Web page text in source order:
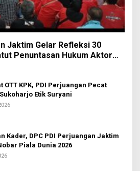
Jaktim Gelar Refleksi 30
Penuntasan Hukum Aktor
OTT KPK, PDI Perjuangan Pecat
Etik Suryani
Kader, DPC PDI Perjuangan Jaktim
Piala Dunia 2026